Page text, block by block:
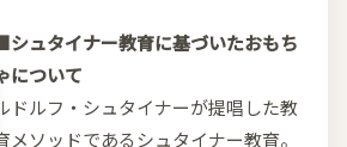
シュタイナー教育に基づいたおもち
について
ドルフ・シュタイナーが提唱した教
メソッドであるシュタイナー教育。